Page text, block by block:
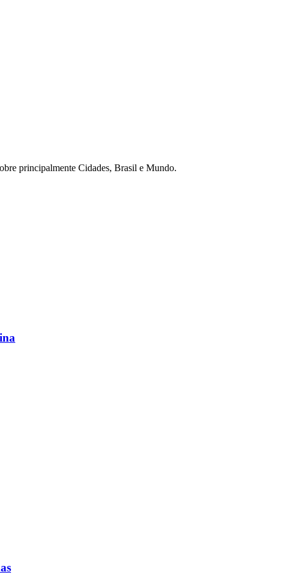
principalmente Cidades, Brasil e Mundo.